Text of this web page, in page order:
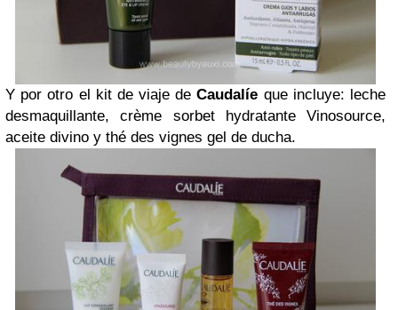
Y por otro el kit de viaje deCaudalíe que incluye: leche
desmaquillante, crème sorbet hydratante Vinosource,
aceite divino y thé des vignes gel de ducha.